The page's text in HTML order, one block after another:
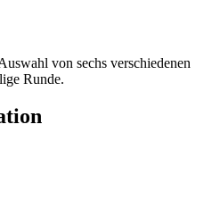
von sechs verschiedenen
Runde.